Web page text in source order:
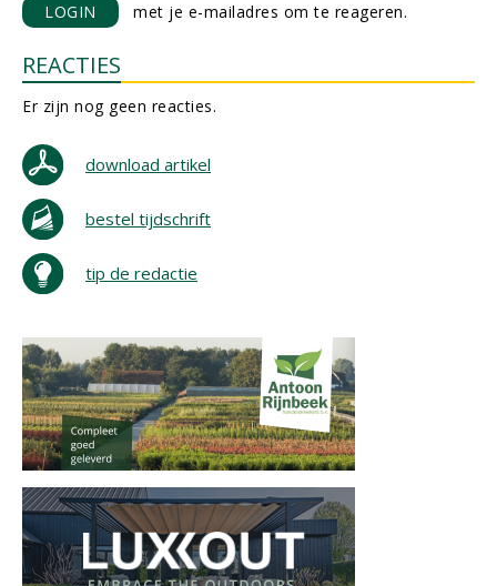
LOGIN met je e-mailadres om te reageren.
REACTIES
Er zijn nog geen reacties.
download artikel
bestel tijdschrift
tip de redactie